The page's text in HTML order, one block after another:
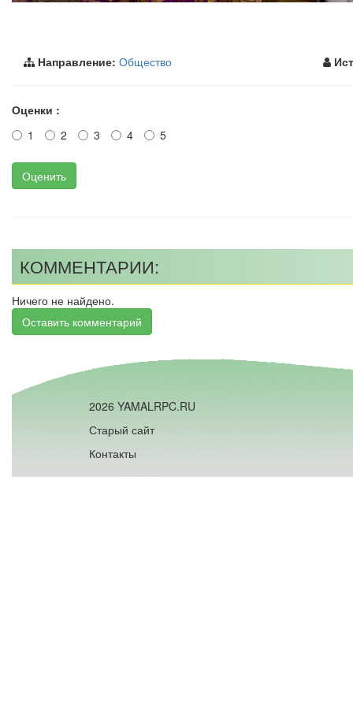
Направление: Общество
Оценки :
1
2 3 4 5
Оценить
КОММЕНТАРИИ:
Ничего не найдено.
Оставить комментарий
2026 YAMALRPC.RU
Старый сайт
Контакты